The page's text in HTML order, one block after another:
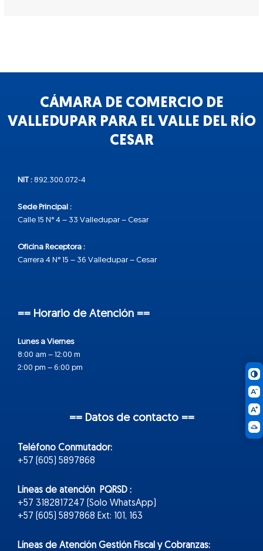
CÁMARA DE COMERCIO DE
VALLEDUPAR PARA EL VALLE DEL RÍO
CESAR
NIT : 892.300.072-4
Sede Principal :
Calle 15 N° 4 – 33 Valledupar – Cesar
Oficina Receptora :
Carrera 4 N° 15 – 36 Valledupar – Cesar
== Horario de Atención ==
Lunes a Viernes
8:00 am – 12:00 m
2:00 pm – 6:00 pm
== Datos de contacto ==
Teléfono Conmutador:
+57 (605) 5897868
Líneas de atención PQRSD :
+57 3182817247 (Solo WhatsApp)
+57 (605) 5897868 Ext: 101, 163
Líneas de Atención Gestión Fiscal y Cobranzas: